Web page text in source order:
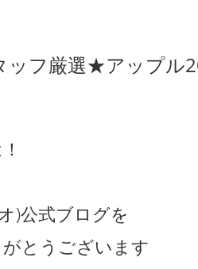
ッフ厳選★アップル
)公式ブログを
とうございます